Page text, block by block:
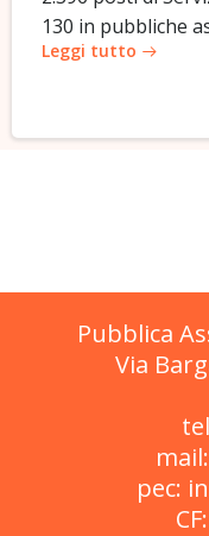
130 in pubbliche
Leggi tutto
Pubblica
Via
pec: